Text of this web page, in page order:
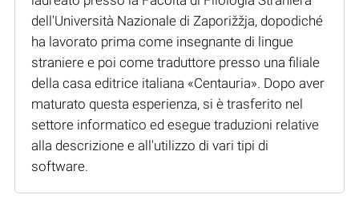
dell'Università Nazionale di Zaporižžja, dopodiché
ha lavorato prima come insegnante di lingue
straniere e poi come traduttore presso una filiale
della casa editrice italiana «Centauria». Dopo aver
maturato questa esperienza, si è trasferito nel
settore informatico ed esegue traduzioni relative
alla descrizione e all'utilizzo di vari tipi di
software.